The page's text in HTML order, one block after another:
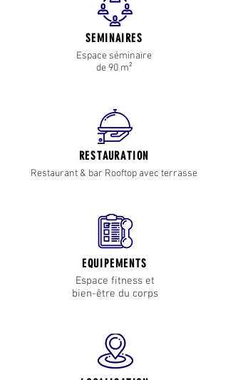
SEMINAIRES
Espace séminaire
de 90 m²
RESTAURATION
Restaurant & bar Rooftop avec terrasse
EQUIPEMENTS
Espace fitness et
bien-être du corps